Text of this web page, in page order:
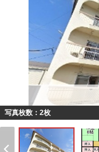
写真枚数：2枚